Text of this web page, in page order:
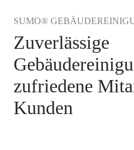
SUMO®
Zuverlässige
zufriedene
Kunden